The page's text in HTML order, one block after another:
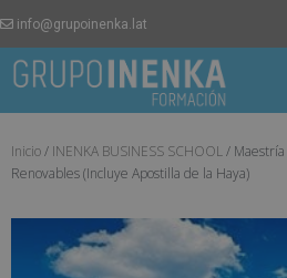
info@grupoinenka.lat
Inicio/ INENKA BUSINESS SCHOOL/
Renovables (Incluye Apostilla de la Haya)